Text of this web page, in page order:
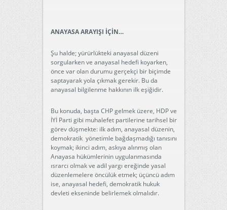
ANAYASA ARAYIŞI İÇİN…
Şu halde; yürürlükteki anayasal düzeni
sorgularken ve anayasal hedefi koyarken,
önce var olan durumu gerçekçi bir biçimde
saptayarak yola çıkmak gerekir. Bu da
anayasal bilgilenme hakkının ilk eşiğidir.
Bu konuda, başta CHP gelmek üzere, HDP ve
İYİ Parti gibi muhalefet partilerine tarihsel bir
görev düşmekte: ilk adım, anayasal düzenin,
demokratik yönetimle bağdaşmadığı tanısını
koymak; ikinci adım, askıya alınmış olan
Anayasa hükümlerinin uygulanmasında
ısrarcı olmak ve adil yargı ereğinde yasal
düzenlemelere öncülük etmek; üçüncü adım
ise, anayasal hedefi, demokratik hukuk
devleti ekseninde belirlemek olmalıdır.